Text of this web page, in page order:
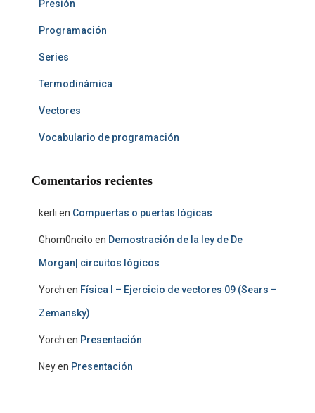
Presión
Programación
Series
Termodinámica
Vectores
Vocabulario de programación
Comentarios recientes
kerli en Compuertas o puertas lógicas
Ghom0ncito en Demostración de la ley de De
Morgan| circuitos lógicos
Yorch en Física I – Ejercicio de vectores 09 (Sears –
Zemansky)
Yorch en Presentación
Neyen Presentación